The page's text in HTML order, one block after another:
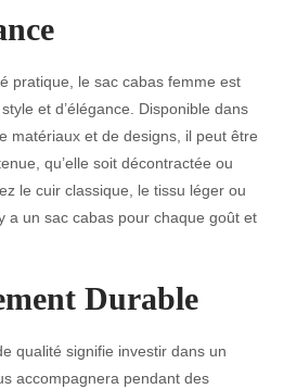
pratique, le sac cabas femme est
et d’élégance. Disponible dans
matériaux et de designs, il peut être
qu’elle soit décontractée ou
le cuir classique, le tissu léger ou
a un sac cabas pour chaque goût et
Durable
qualité signifie investir dans un
accompagnera pendant des